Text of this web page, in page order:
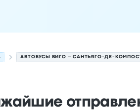
АВТОБУСЫ ВИГО – САНТЬЯГО-ДЕ-